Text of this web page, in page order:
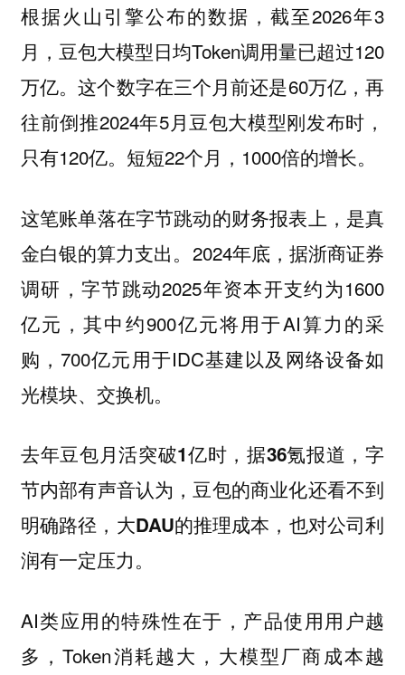
根据火山引擎公布的数据，截至2026年3
月，豆包大模型日均Token调用量已超过120
万亿。这个数字在三个月前还是60万亿，再
往前倒推2024年5月豆包大模型刚发布时，
只有120亿。短短22个月，1000倍的增长。
这笔账单落在字节跳动的财务报表上，是真
金白银的算力支出。2024年底，据浙商证券
调研，字节跳动2025年资本开支约为1600
亿元，其中约900亿元将用于AI算力的采
购，700亿元用于IDC基建以及网络设备如
光模块、交换机。
去年豆包月活突破1亿时，据36氪报道，字
节内部有声音认为，豆包的商业化还看不到
明确路径，大DAU的推理成本，也对公司利
润有一定压力。
AI类应用的特殊性在于，产品使用用户越
多，Token消耗越大，大模型厂商成本越